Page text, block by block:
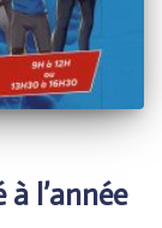
l’année